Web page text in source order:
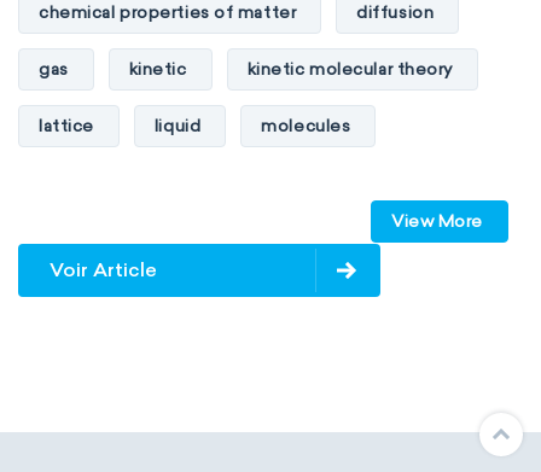
chemical properties of matter diffusion
gas kinetic kinetic molecular theory
lattice liquid molecules
physical properties of matter pressure
solid temperature volume
View More
Voir Article